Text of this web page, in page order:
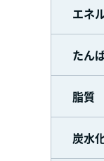
エネ
たん
脂質
炭水